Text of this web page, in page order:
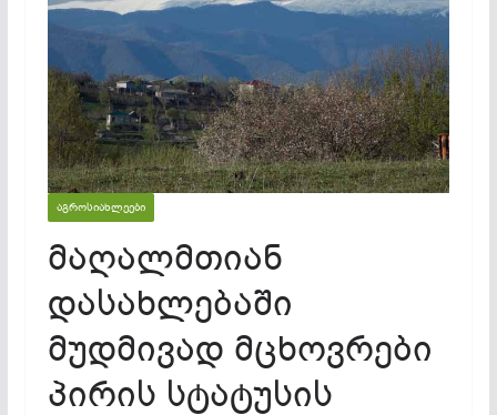
ᲐᲒᲠᲝᲡᲘᲐᲮᲚᲔᲔᲑᲘ
მაღალმთიან
დასახლებაში
მუდმივად მცხოვრები
პირის სტატუსის